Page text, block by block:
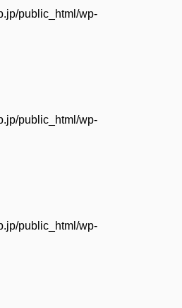
public_html/wp-
public_html/wp-
public_html/wp-